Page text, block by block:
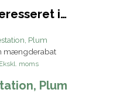
i…
mængderabat
Ekskl. moms
Plum